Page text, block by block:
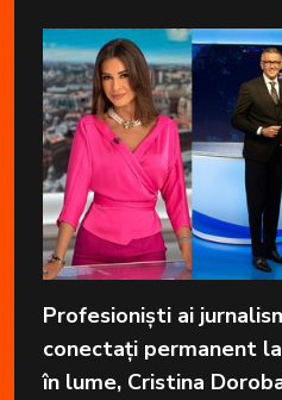
Profesioniști ai
conectați permanent
în lume, Cristina